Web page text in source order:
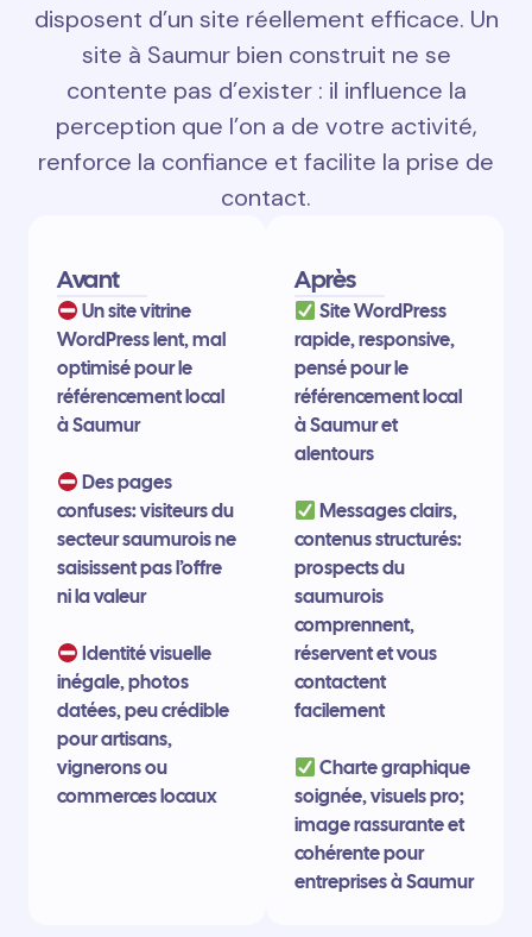
disposent d’un site réellement efficace. Un
site à Saumur bien construit ne se
contente pas d’exister : il influence la
perception que l’on a de votre activité,
renforce la confiance et facilite la prise de
contact.
Avant
Un site vitrine
WordPress lent, mal
optimisé pour le
référencement local
à Saumur
Des pages
confuses: visiteurs du
secteur saumurois ne
saisissent pas l’offre
ni la valeur
Identité visuelle
inégale, photos
datées, peu crédible
pour artisans,
vignerons ou
commerces locaux
Après
Site WordPress
rapide, responsive,
pensé pour le
référencement local
à Saumur et
alentours
Messages clairs,
contenus structurés:
prospects du
saumurois
comprennent,
réservent et vous
contactent
facilement
Charte graphique
soignée, visuels pro;
image rassurante et
cohérente pour
entreprises à Saumur